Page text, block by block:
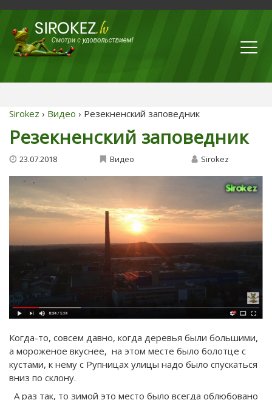
Sirokez › Видео › Резекненский заповедник
Резекненский заповедник
23.07.2018 Видео Sirokez
Когда-то, совсем давно, когда деревья были большими,
а мороженое вкуснее, на этом месте было болотце с
кустами, к нему с Рупницах улицы надо было спускаться
вниз по склону.
А раз так, то зимой это место было всегда облюбовано